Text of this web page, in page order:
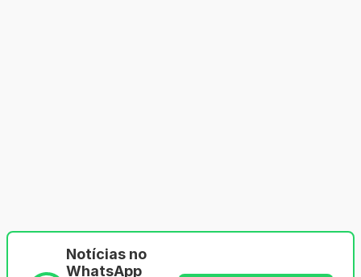
Notícias no
WhatsApp